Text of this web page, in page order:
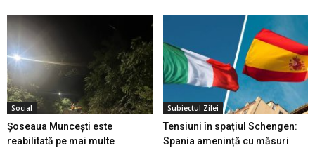
Social
Șoseaua Muncești este
reabilitată pe mai multe
Subiectul Zilei
Tensiuni în spațiul Schengen:
Spania amenință cu măsuri